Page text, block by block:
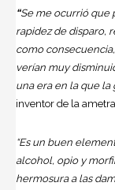
“Se me ocurrió que
rapidez de disparo,
como
verían muy
una era en la que la
inventor de la
“Es un buen
alcohol, opio y
hermosura a las